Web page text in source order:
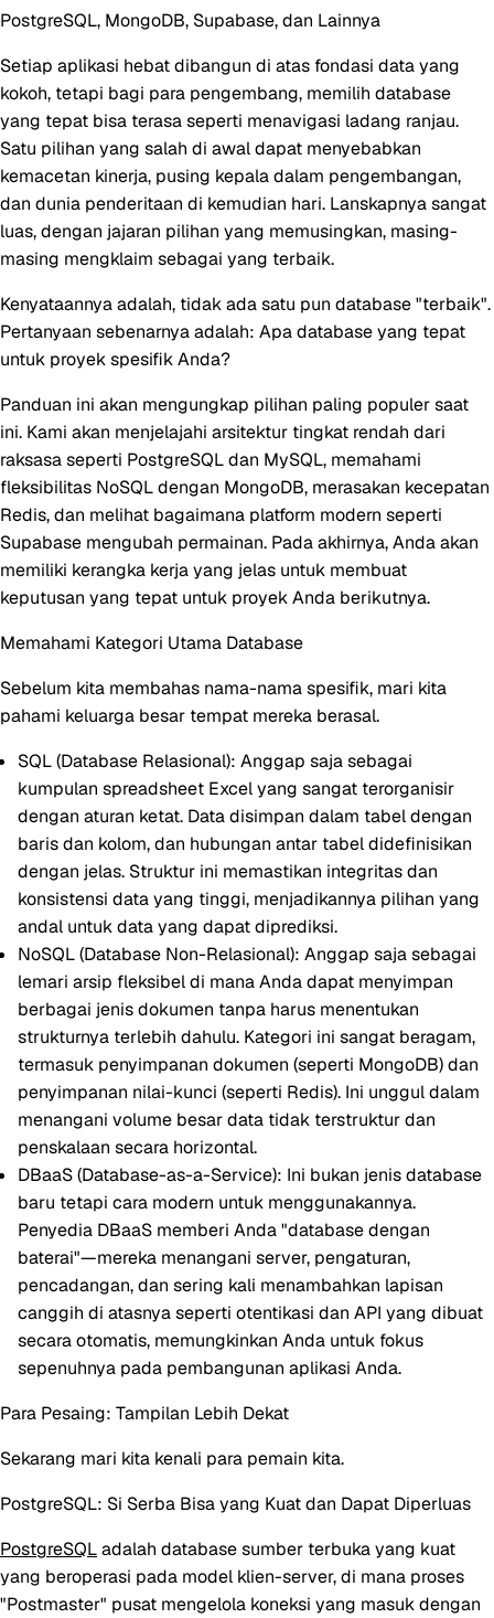
PostgreSQL, MongoDB, Supabase, dan Lainnya
Setiap aplikasi hebat dibangun di atas fondasi data yang
kokoh, tetapi bagi para pengembang, memilih database
yang tepat bisa terasa seperti menavigasi ladang ranjau.
Satu pilihan yang salah di awal dapat menyebabkan
kemacetan kinerja, pusing kepala dalam pengembangan,
dan dunia penderitaan di kemudian hari. Lanskapnya sangat
luas, dengan jajaran pilihan yang memusingkan, masing-
masing mengklaim sebagai yang terbaik.
Kenyataannya adalah, tidak ada satu pun database "terbaik".
Pertanyaan sebenarnya adalah: Apa database yang tepat
untuk proyek spesifik Anda?
Panduan ini akan mengungkap pilihan paling populer saat
ini. Kami akan menjelajahi arsitektur tingkat rendah dari
raksasa seperti PostgreSQL dan MySQL, memahami
fleksibilitas NoSQL dengan MongoDB, merasakan kecepatan
Redis, dan melihat bagaimana platform modern seperti
Supabase mengubah permainan. Pada akhirnya, Anda akan
memiliki kerangka kerja yang jelas untuk membuat
keputusan yang tepat untuk proyek Anda berikutnya.
Memahami Kategori Utama Database
Sebelum kita membahas nama-nama spesifik, mari kita
pahami keluarga besar tempat mereka berasal.
SQL (Database Relasional): Anggap saja sebagai
kumpulan spreadsheet Excel yang sangat terorganisir
dengan aturan ketat. Data disimpan dalam tabel dengan
baris dan kolom, dan hubungan antar tabel didefinisikan
dengan jelas. Struktur ini memastikan integritas dan
konsistensi data yang tinggi, menjadikannya pilihan yang
andal untuk data yang dapat diprediksi.
NoSQL (Database Non-Relasional): Anggap saja sebagai
lemari arsip fleksibel di mana Anda dapat menyimpan
berbagai jenis dokumen tanpa harus menentukan
strukturnya terlebih dahulu. Kategori ini sangat beragam,
termasuk penyimpanan dokumen (seperti MongoDB) dan
penyimpanan nilai-kunci (seperti Redis). Ini unggul dalam
menangani volume besar data tidak terstruktur dan
penskalaan secara horizontal.
DBaaS (Database-as-a-Service): Ini bukan jenis database
baru tetapi cara modern untuk menggunakannya.
Penyedia DBaaS memberi Anda "database dengan
baterai"—mereka menangani server, pengaturan,
pencadangan, dan sering kali menambahkan lapisan
canggih di atasnya seperti otentikasi dan API yang dibuat
secara otomatis, memungkinkan Anda untuk fokus
sepenuhnya pada pembangunan aplikasi Anda.
Para Pesaing: Tampilan Lebih Dekat
Sekarang mari kita kenali para pemain kita.
PostgreSQL: Si Serba Bisa yang Kuat dan Dapat Diperluas
PostgreSQLadalah database sumber terbuka yang kuat
yang beroperasi pada model klien-server, di mana proses
"Postmaster" pusat mengelola koneksi yang masuk dengan